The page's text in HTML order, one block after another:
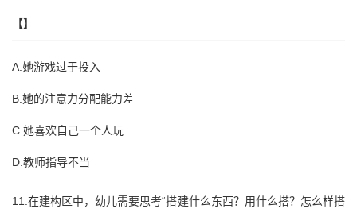
【】
A.她游戏过于投入
B.她的注意力分配能力差
C.她喜欢自己一个人玩
D.教师指导不当
11.在建构区中，幼儿需要思考“搭建什么东西？用什么搭？怎么样搭